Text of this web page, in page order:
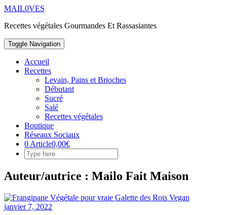
Skip
content
MAIL0VES
Recettes végétales Gourmandes Et Rassasiantes
Toggle Navigation
Accueil
Recettes
Levain, Pains et Brioches
Débutant
Sucré
Salé
Recettes végétales
Boutique
Réseaux Sociaux
0 Article0,00€
Auteur/autrice : Mailo Fait Maison
janvier 7, 2022